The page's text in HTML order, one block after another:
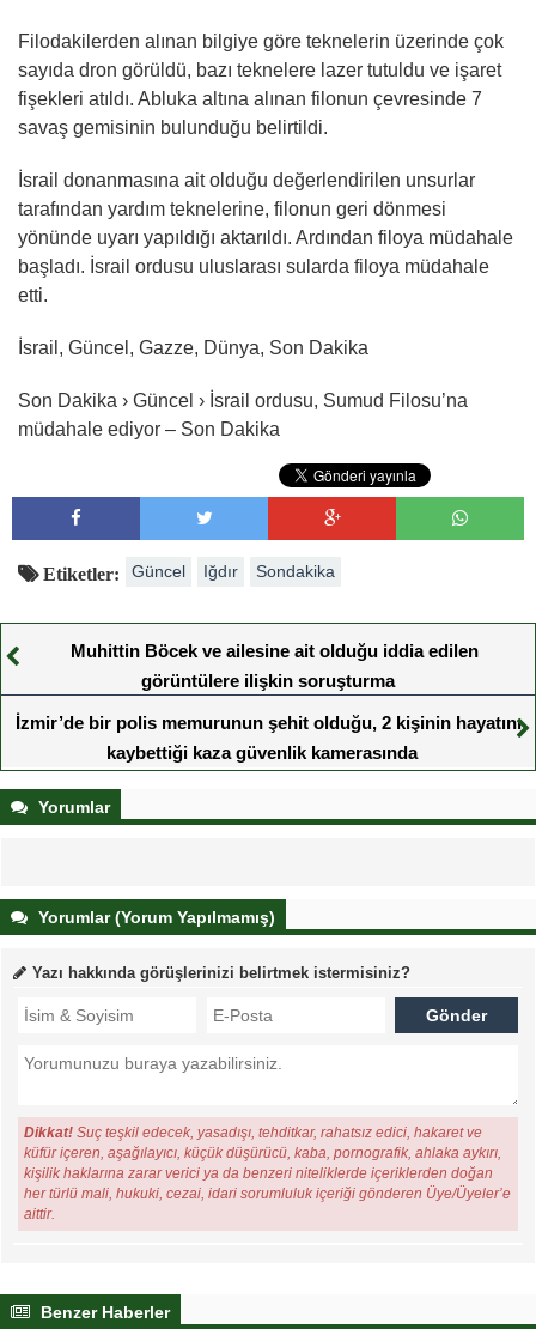
Filodakilerden alınan bilgiye göre teknelerin üzerinde çok
sayıda dron görüldü, bazı teknelere lazer tutuldu ve işaret
fişekleri atıldı. Abluka altına alınan filonun çevresinde 7
savaş gemisinin bulunduğu belirtildi.
İsrail donanmasına ait olduğu değerlendirilen unsurlar
tarafından yardım teknelerine, filonun geri dönmesi
yönünde uyarı yapıldığı aktarıldı. Ardından filoya müdahale
başladı. İsrail ordusu uluslarası sularda filoya müdahale
etti.
İsrail, Güncel, Gazze, Dünya, Son Dakika
Son Dakika › Güncel › İsrail ordusu, Sumud Filosu’na
müdahale ediyor – Son Dakika
Etiketler: Güncel Iğdır Sondakika
Muhittin Böcek ve ailesine ait olduğu iddia edilen
görüntülere ilişkin soruşturma
İzmir’de bir polis memurunun şehit olduğu, 2 kişinin hayatını
kaybettiği kaza güvenlik kamerasında
Yorumlar
Yorumlar (Yorum Yapılmamış)
Yazı hakkında görüşlerinizi belirtmek istermisiniz?
Dikkat! Suç teşkil edecek, yasadışı, tehditkar, rahatsız edici, hakaret ve
küfür içeren, aşağılayıcı, küçük düşürücü, kaba, pornografik, ahlaka aykırı,
kişilik haklarına zarar verici ya da benzeri niteliklerde içeriklerden doğan
her türlü mali, hukuki, cezai, idari sorumluluk içeriği gönderen Üye/Üyeler’e
aittir.
Benzer Haberler